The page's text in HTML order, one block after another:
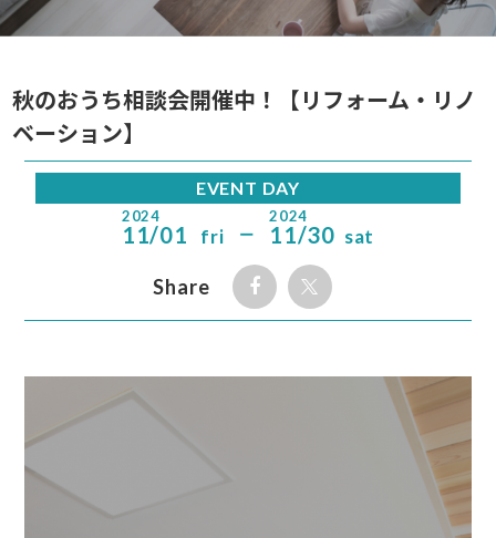
秋のおうち相談会開催中！【リフォーム・リノ
ベーション】
EVENT DAY
2024
11/01 fri ー
2024
11/30 sat
Share